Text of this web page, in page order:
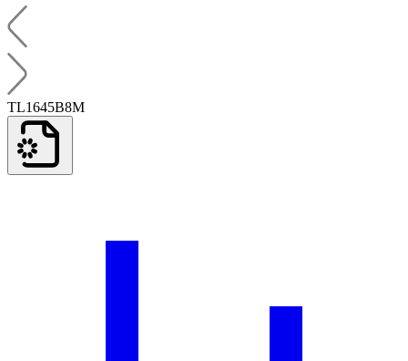
TL1645B8M